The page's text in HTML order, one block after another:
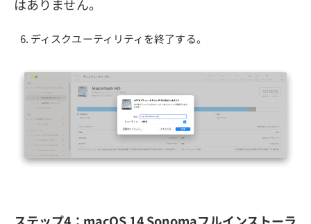
はありません。
ディスクユーティリティを終了する。